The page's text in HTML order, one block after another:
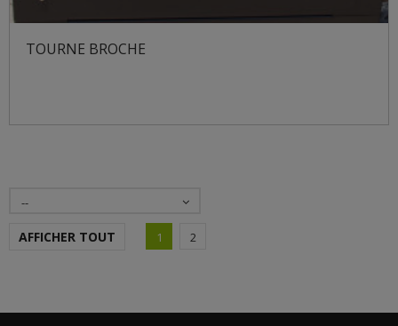
TOURNE BROCHE
--
AFFICHER TOUT 1 2